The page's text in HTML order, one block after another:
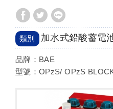
加水式鉛酸蓄電
品牌：BAE
型號：OPzS/ OPzS